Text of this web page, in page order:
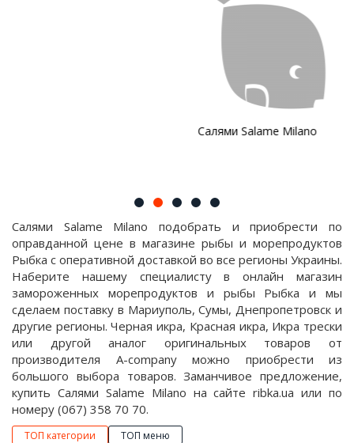
Салями Salame Milano
Салями Salame Milano подобрать и приобрести по
оправданной цене в магазине рыбы и морепродуктов
Рыбка с оперативной доставкой во все регионы Украины.
Наберите нашему специалисту в онлайн магазин
замороженных морепродуктов и рыбы Рыбка и мы
сделаем поставку в Мариуполь, Сумы, Днепропетровск и
другие регионы. Черная икра, Красная икра, Икра трески
или другой аналог оригинальных товаров от
производителя A-company можно приобрести из
большого выбора товаров. Заманчивое предложение,
купить Салями Salame Milano на сайте ribka.ua или по
номеру (067) 358 70 70.
ТОП категории ТОП меню